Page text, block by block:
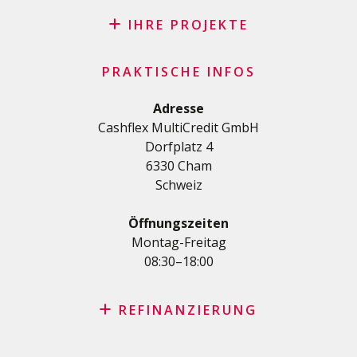
Antrag auf Patenschaft
Wichtige Checkliste
Datenschutzerklärung
IHRE PROJEKTE
Renovierungs/Baukredit
AutoKredit
Kredite für Ihre Ausbildung
Medizinische Kredit
Kredite für Diverses
Privatkredit für Selbstständige
KMU-Kredit
Kreditkartenantrag
PRAKTISCHE INFOS
Adresse
Cashflex MultiCredit GmbH
Dorfplatz 4
6330 Cham
Schweiz
Öffnungszeiten
Montag-Freitag
08:30–18:00
REFINANZIERUNG